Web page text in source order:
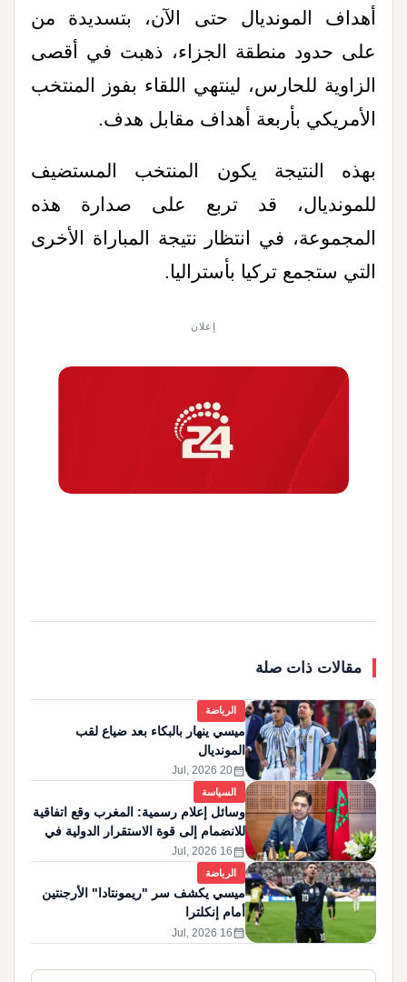
أهداف المونديال حتى الآن، بتسديدة من
على حدود منطقة الجزاء، ذهبت في أقصى
الزاوية للحارس، لينتهي اللقاء بفوز المنتخب
الأمريكي بأربعة أهداف مقابل هدف.
بهذه النتيجة يكون المنتخب المستضيف
للمونديال، قد تربع على صدارة هذه
المجموعة، في انتظار نتيجة المباراة الأخرى
التي ستجمع تركيا بأستراليا.
إعلان
مقالات ذات صلة
الرياضة
ميسي ينهار بالبكاء بعد ضياع لقب
المونديال
calendar_month
20 Jul, 2026
السياسة
وسائل إعلام رسمية: المغرب وقع اتفاقية
للانضمام إلى قوة الاستقرار الدولية في
غزة
calendar_month
16 Jul, 2026
الرياضة
ميسي يكشف سر "ريمونتادا" الأرجنتين
أمام إنكلترا
calendar_month
16 Jul, 2026